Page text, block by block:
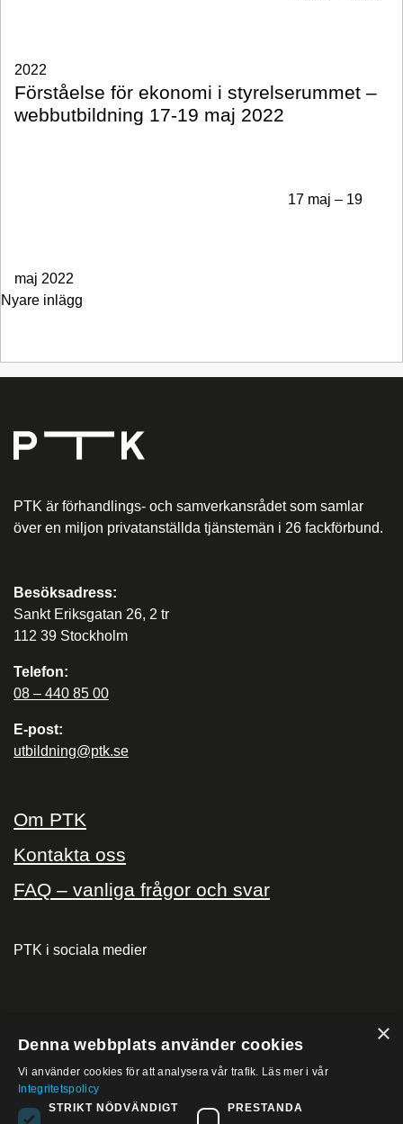
2022
Förståelse för ekonomi i styrelserummet –
webbutbildning 17-19 maj 2022
17 maj – 19
maj 2022
Inläggsnavigering
Nyare inlägg
PTK är förhandlings- och samverkansrådet som samlar
över en miljon privatanställda tjänstemän i 26 fackförbund.
Besöksadress:
Sankt Eriksgatan 26, 2 tr
112 39 Stockholm
Telefon:
08 – 440 85 00
E-post:
utbildning@ptk.se
Om PTK
Kontakta oss
FAQ – vanliga frågor och svar
PTK i sociala medier
PTK på
LinkedIn
×
Denna webbplats använder cookies
Vi använder cookies för att analysera vår trafik. Läs mer i vår
Integritetspolicy
STRIKT NÖDVÄNDIGT
PRESTANDA